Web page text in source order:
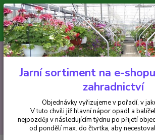
Minimální hodnota pro odeslání z e-
V tuto chvíli již hlavní nápor objednávek opadl a
nejpozději v následujícím týdnu po přijetí
vyřizujeme v pořadí, v jakém
CZK
+420 602 223 614
Jarní sortiment na e-
zahradnictví
Objednávky vyřizujeme v pořadí, v
V tuto chvíli již hlavní nápor opadl a
nejpozději v následujícím týdnu po přijetí
od pondělí max. do čtvrtka, aby